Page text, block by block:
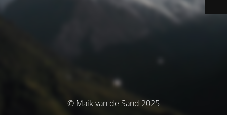
© Maik van de Sand 2025